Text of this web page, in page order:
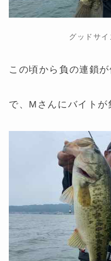
グッドサ
この頃から負の連鎖
で、Mさんにバイトが